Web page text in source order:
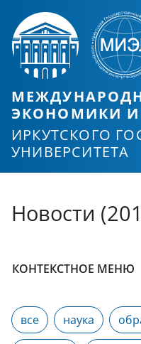
ЭКОНОМИКИ И
ИРКУТСКОГО
УНИВЕРСИТЕТА
Новости
КОНТЕКСТНОЕ МЕНЮ
все наука